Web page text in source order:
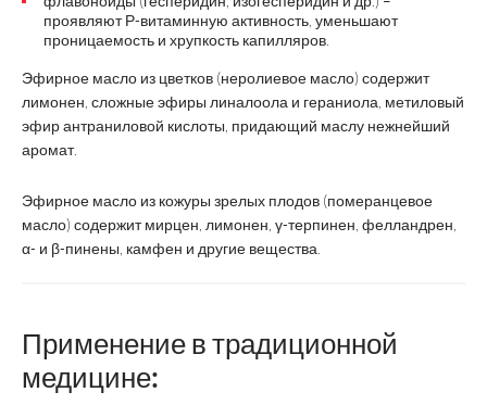
проявляют Р-витаминную активность, уменьшают
проницаемость и хрупкость капилляров.
Эфирное масло из цветков (неролиевое масло) содержит
лимонен, сложные эфиры линалоола и гераниола, метиловый
эфир антраниловой кислоты, придающий маслу нежнейший
аромат.
Эфирное масло из кожуры зрелых плодов (померанцевое
масло) содержит мирцен, лимонен, γ-терпинен, фелландрен,
α- и β-пинены, камфен и другие вещества.
Применение в традиционной
медицине: